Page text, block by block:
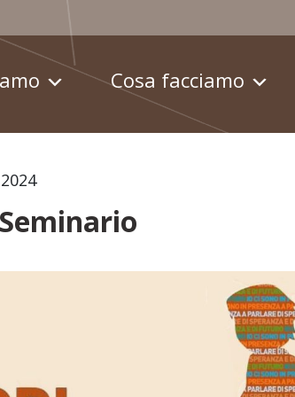
Cosa facciamo